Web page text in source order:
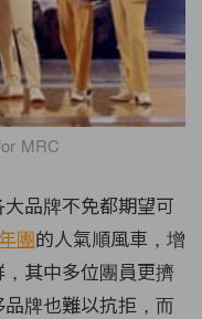
MRC
品牌不免都期望可
團的人氣順風車，增
其中多位團員更擠
牌也難以抗拒，而